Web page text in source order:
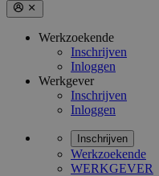
Werkzoekende
Inschrijven
Inloggen
Werkgever
Inschrijven
Inloggen
Inschrijven
Werkzoekende
WERKGEVER